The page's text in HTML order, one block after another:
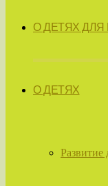
О ДЕТЯХ ДЛЯ
О ДЕТЯХ
Развитие